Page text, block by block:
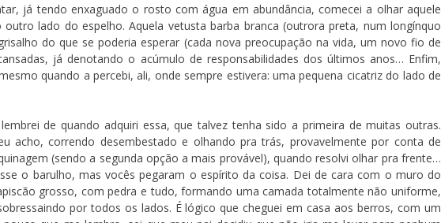
já tendo enxaguado o rosto com água em abundância, comecei a olhar aquele
lado do espelho. Aquela vetusta barba branca (outrora preta, num longínquo
do que se poderia esperar (cada nova preocupação na vida, um novo fio de
já denotando o acúmulo de responsabilidades dos últimos anos… Enfim,
quando a percebi, ali, onde sempre estivera: uma pequena cicatriz do lado de
de quando adquiri essa, que talvez tenha sido a primeira de muitas outras.
acho, correndo desembestado e olhando pra trás, provavelmente por conta de
(sendo a segunda opção a mais provável), quando resolvi olhar pra frente…
o barulho, mas vocês pegaram o espírito da coisa. Dei de cara com o muro do
grosso, com pedra e tudo, formando uma camada totalmente não uniforme,
por todos os lados. É lógico que cheguei em casa aos berros, com um